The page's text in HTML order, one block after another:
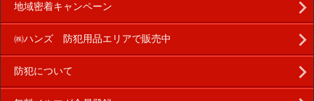
地域密着キャンペーン
㈱ハンズ 防犯用品エリアで販売中
防犯について